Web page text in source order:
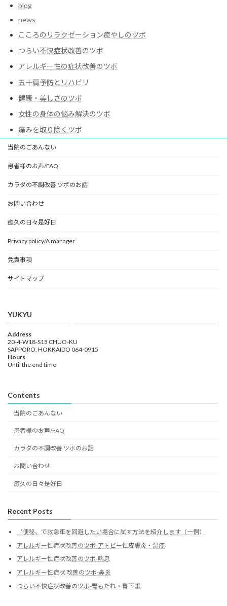
blog
news
こころのリラクゼーション癒やしのツボ
つらい不快症状改善のツボ
アレルギー性の症状改善のツボ
五十肩予防とリハビリ
健康・美しさのツボ
女性の身体の悩み解決のツボ
痛みを取り除くツボ
当院のごあんない
患者様のお声/FAQ
カラダの不調改善 ツボのお話
お問い合わせ
癒久の日々是好日
Privacy policy/A manager
免責事項
サイトマップ
YUKYU
Address
20-4-W18-S15 CHUO-KU
SAPPORO, HOKKAIDO 064-0915
Hours
Until the end time
Contents
当院のごあんない
患者様のお声/FAQ
カラダの不調改善 ツボのお話
お問い合わせ
癒久の日々是好日
Recent Posts
〝便秘〟で救急車を回避したい場合に試す方法を紹介します（一例）
アレルギー性症状改善のツボ-アトピー性皮膚炎・湿疹
アレルギー性症状改善のツボ-喘息
アレルギー性症状 改善のツボ-鼻炎
つらい不快症状改善のツボ-胃もたれ・胃下垂